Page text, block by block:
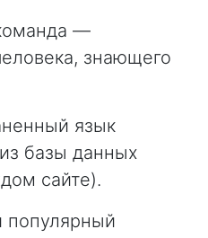
—
знающего
язык
базы данных
сайте).
популярный